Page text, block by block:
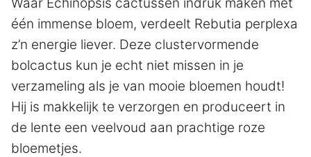
één immense bloem, verdeelt Rebutia perplexa
z’n energie liever. Deze clustervormende
bolcactus kun je echt niet missen in je
verzameling als je van mooie bloemen houdt!
Hij is makkelijk te verzorgen en produceert in
de lente een veelvoud aan prachtige roze
bloemetjes.